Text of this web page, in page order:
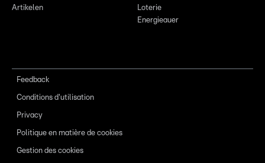
Artikelen
Loterie
Energieauer
Feedback
Conditions d'utilisation
Privacy
Politique en matière de cookies
Gestion des cookies